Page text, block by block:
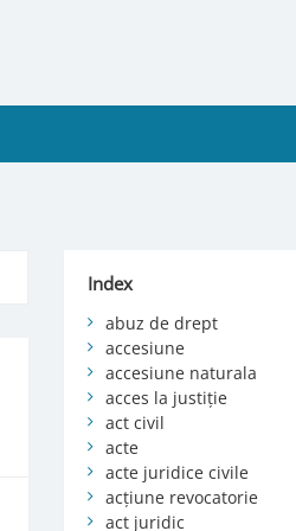
Index
abuz de drept
accesiune
accesiune naturala
acces la justiție
act civil
acte
acte juridice civile
acțiune revocatorie
act juridic